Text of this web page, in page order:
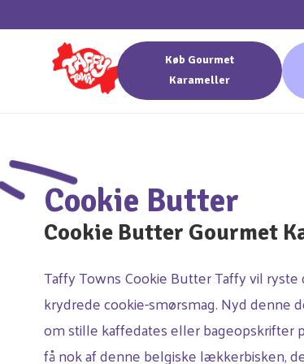
Køb Gourmet
Karameller
Cookie Butter
Cookie Butter Gourmet
Taffy Towns Cookie Butter Taffy vil
krydrede cookie-smørsmag. Nyd denne
om stille kaffedates eller bageopskrifter
få nok af denne belgiske lækkerbisken,